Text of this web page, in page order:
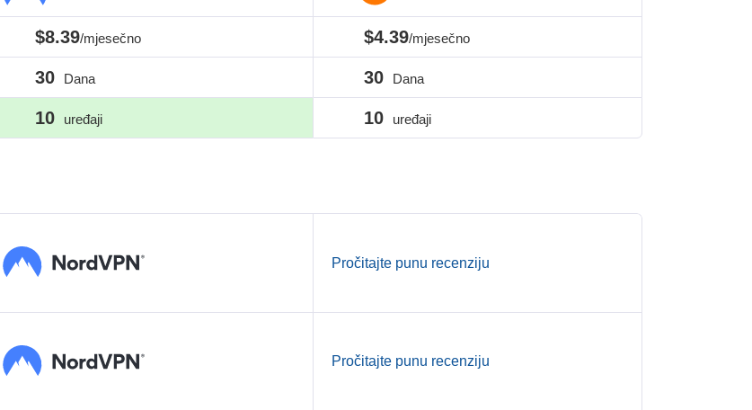
$8.39/mjesečno
30 Dana
10 uređaji
$4.39/mjesečno
30 Dana
10 uređaji
Pročitajte punu recenziju
Pročitajte punu recenziju